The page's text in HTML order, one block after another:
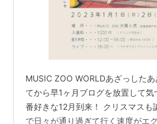
MUSIC ZOO WORLDあざっした
てから早1ヶ月ブログを放置して
番好きな12月到来！ クリスマスも
で日々が通り過ぎて行く速度がエ